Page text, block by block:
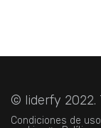
© liderfy 2022.
Condiciones de uso